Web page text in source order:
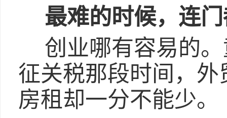
最难的时候，连
创业哪有容易的
征关税那段时间，
房租却一分不能少。